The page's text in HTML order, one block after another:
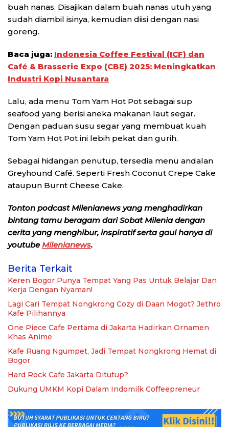
buah nanas. Disajikan dalam buah nanas utuh yang
sudah diambil isinya, kemudian diisi dengan nasi
goreng.
Baca juga: Indonesia Coffee Festival (ICF) dan
Café & Brasserie Expo (CBE) 2025: Meningkatkan
Industri Kopi Nusantara
Lalu, ada menu Tom Yam Hot Pot sebagai sup
seafood yang berisi aneka makanan laut segar.
Dengan paduan susu segar yang membuat kuah
Tom Yam Hot Pot ini lebih pekat dan gurih.
Sebagai hidangan penutup, tersedia menu andalan
Greyhound Café. Seperti ⁠Fresh Coconut Crepe Cake
ataupun ⁠Burnt Cheese Cake.
Tonton podcast Milenianews yang menghadirkan
bintang tamu beragam dari Sobat Milenia dengan
cerita yang menghibur, inspiratif serta gaul hanya di
youtube Milenianews.
Berita Terkait
Keren Bogor Punya Tempat Yang Pas Untuk Belajar Dan
Kerja Dengan Nyaman!
Lagi Cari Tempat Nongkrong Cozy di Daan Mogot? Jethro
Kafe Pilihannya
One Piece Cafe Pertama di Jakarta Hadirkan Ornamen
Khas Anime
Kafe Ruang Ngumpet, Jadi Tempat Nongkrong Hemat di
Bogor
Hard Rock Cafe Jakarta Ditutup?
Dukung UMKM Kopi Dalam Indomilk Coffeepreneur